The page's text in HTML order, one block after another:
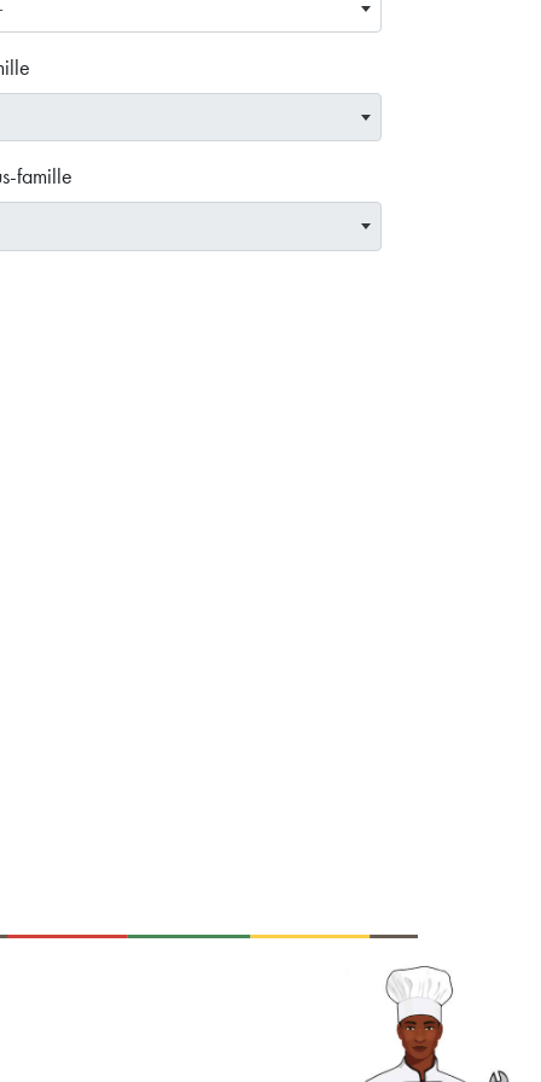
famille